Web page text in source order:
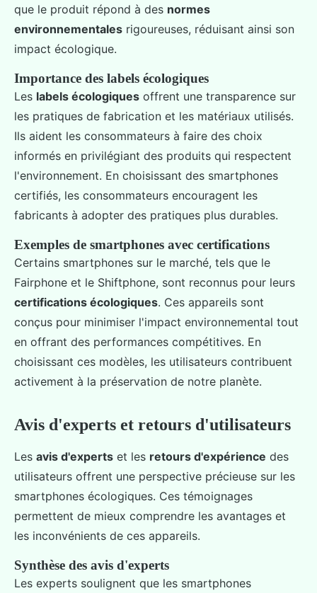
que le produit répond à des normes
environnementales rigoureuses, réduisant ainsi son
impact écologique.
Importance des labels écologiques
Les labels écologiques offrent une transparence sur
les pratiques de fabrication et les matériaux utilisés.
Ils aident les consommateurs à faire des choix
informés en privilégiant des produits qui respectent
l'environnement. En choisissant des smartphones
certifiés, les consommateurs encouragent les
fabricants à adopter des pratiques plus durables.
Exemples de smartphones avec certifications
Certains smartphones sur le marché, tels que le
Fairphone et le Shiftphone, sont reconnus pour leurs
certifications écologiques. Ces appareils sont
conçus pour minimiser l'impact environnemental tout
en offrant des performances compétitives. En
choisissant ces modèles, les utilisateurs contribuent
activement à la préservation de notre planète.
Avis d'experts et retours d'utilisateurs
Les avis d'experts et les retours d'expérience des
utilisateurs offrent une perspective précieuse sur les
smartphones écologiques. Ces témoignages
permettent de mieux comprendre les avantages et
les inconvénients de ces appareils.
Synthèse des avis d'experts
Les experts soulignent que les smartphones